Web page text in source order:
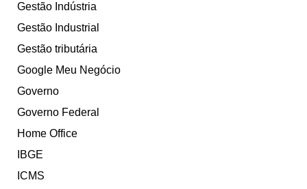
Gestão Indústria
Gestão Industrial
Gestão tributária
Google Meu Negócio
Governo
Governo Federal
Home Office
IBGE
ICMS